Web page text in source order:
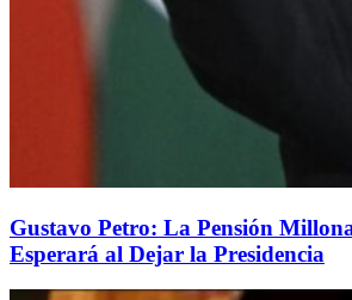
Gustavo Petro: La Pensión
Esperará al Dejar la Presidencia